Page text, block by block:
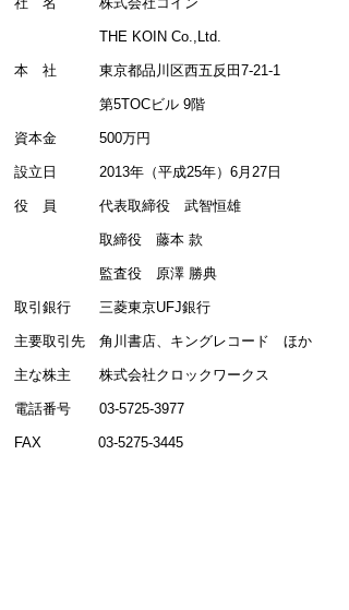
THE KOIN Co.,Ltd.
本 社 東京都品川区西五反田7-21-1
第5TOCビル 9階
資本金 500万円
設立日 2013年（平成25年）6月27日
役 員 代表取締役 武智恒雄
取締役 藤本 款
監査役 原澤 勝典
取引銀行 三菱東京UFJ銀行
主要取引先 角川書店、キングレコード ほか
主な株主 株式会社クロックワークス
電話番号 03-5725-3977
FAX 03-5275-3445